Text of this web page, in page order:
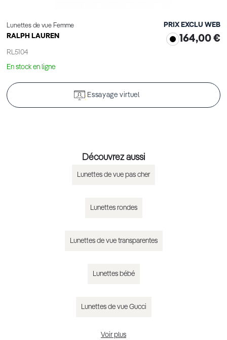
Lunettes de vue Femme
RALPH LAUREN
RL5104
PRIX EXCLU WEB
164,00 €
En stock en ligne
Essayage virtuel
Découvrez aussi
Lunettes de vue pas cher
Lunettes rondes
Lunettes de vue transparentes
Lunettes bébé
Lunettes de vue Gucci
Voir plus